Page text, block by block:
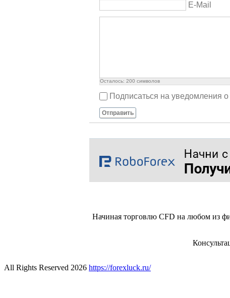
E-Mail
Осталось: 200 символов
Подписаться на уведомления
Отправить
Начиная торговлю CFD на любом из
All Rights Reserved 2026 https://forexluck.ru/